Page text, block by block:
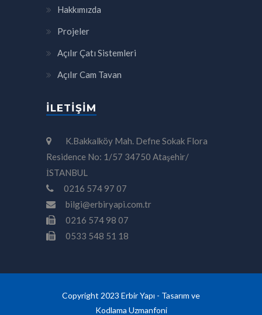
Hakkımızda
Projeler
Açılır Çatı Sistemleri
Açılır Cam Tavan
İLETIŞIM
K.Bakkalköy Mah. Defne Sokak Flora
Residence No: 1/57 34750 Ataşehir/
İSTANBUL
0216 574 97 07
bilgi@erbiryapi.com.tr
0216 574 98 07
0533 548 51 18
Copyright 2023 Erbir Yapı - Tasarım ve
Kodlama Uzmanfoni